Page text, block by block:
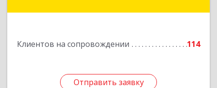
Клиентов на сопровождении 114
Отправить заявку
Отправить заявку